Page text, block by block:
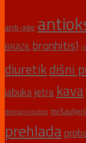
anti-age
BRAZIL bronhitis)
diuretikdišni
jabukajetra kava
mokraćni putevi
prehlada